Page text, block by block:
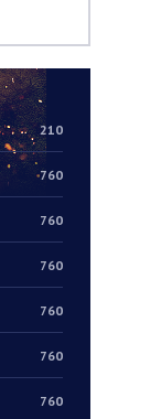
210
760
760
760
760
760
760